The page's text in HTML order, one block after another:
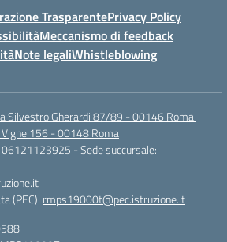
TrasparentePrivacy Policy
Meccanismo di feedback
Note legaliWhistleblowing
Silvestro Gherardi 87/89 - 00146 Roma.
156 - 00148 Roma
- Sede succursale:
(PEC): rmps19000t@pec.istruzione.it